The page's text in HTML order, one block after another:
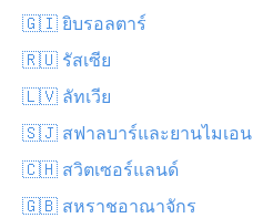
🇬🇮 ยิบรอลตาร์
🇷🇺 รัสเซีย
🇱🇻 ลัทเวีย
🇸🇯 สฟาลบาร์และยานไมเอน
🇨🇭 สวิตเซอร์แลนด์
🇬🇧 สหราชอาณาจักร